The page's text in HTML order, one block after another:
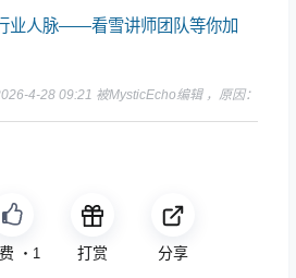
业人脉——看雪讲师团队等你加
4-28 09:21 被MysticEcho编辑 ，原因：
・ 1 打赏 分享